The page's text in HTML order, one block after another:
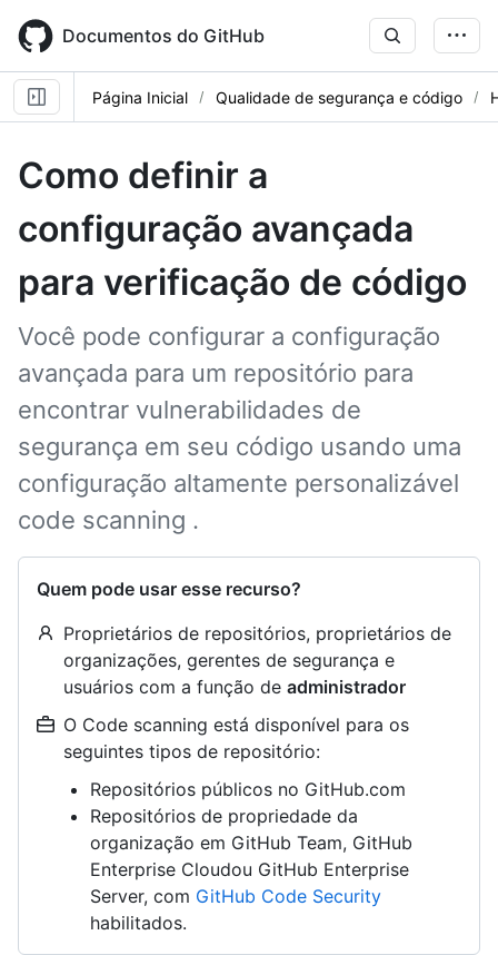
main
content
Documentos do GitHub
Página Inicial Qualidade de segurança e código
Como definir a
configuração avançada
para verificação de código
Você pode configurar a configuração
avançada para um repositório para
encontrar vulnerabilidades de
segurança em seu código usando uma
configuração altamente personalizável
code scanning .
Quem pode usar esse recurso?
Proprietários de repositórios, proprietários de
organizações, gerentes de segurança e
usuários com a função de administrador
O Code scanning está disponível para os
seguintes tipos de repositório:
Repositórios públicos no GitHub.com
Repositórios de propriedade da
organização em GitHub Team, GitHub
Enterprise Cloudou GitHub Enterprise
Server, com GitHub Code Security
habilitados.